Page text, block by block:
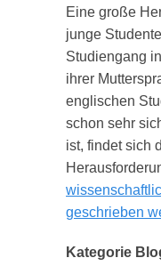
Eine große
junge
Studiengang
ihrer
englischen
schon sehr
ist, findet sich
geschrieben
Kategorie